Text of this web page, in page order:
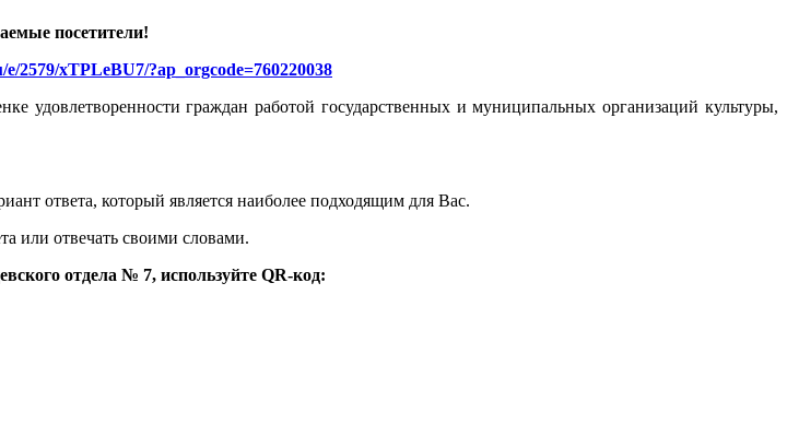
посетители!
2579/xTPLeBU7/?ap_orgcode=760220038
удовлетворенности граждан работой государственных и муниципальных организаций культуры,
ответа, который является наиболее подходящим для Вас.
или отвечать своими словами.
отдела № 7, используйте QR-код: